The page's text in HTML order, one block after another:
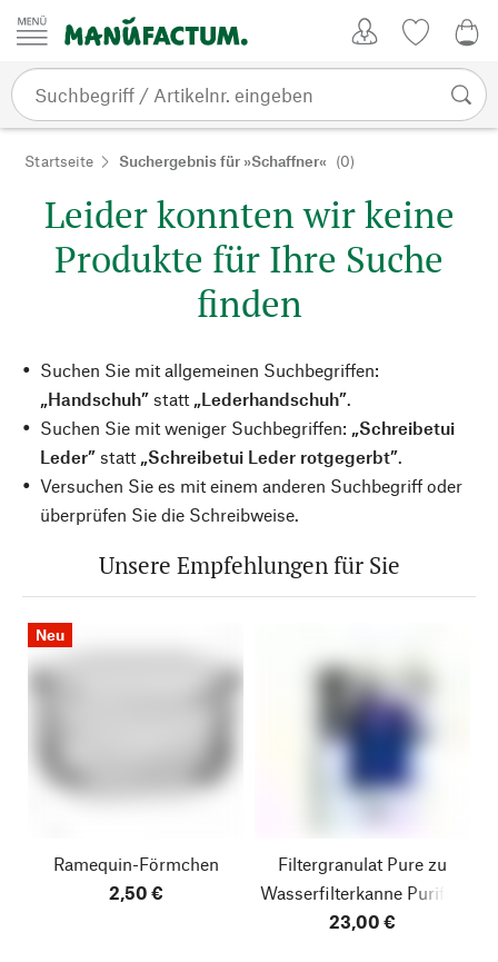
Zum Inhalt springen
Startseite Suchergebnis für »Schaffner« (0)
Leider konnten wir keine
Produkte für Ihre Suche
finden
Suchen Sie mit allgemeinen Suchbegriffen:
„Handschuh” statt „Lederhandschuh”.
Suchen Sie mit weniger Suchbegriffen: „Schreibetui
Leder” statt „Schreibetui Leder rotgegerbt”.
Versuchen Sie es mit einem anderen Suchbegriff oder
überprüfen Sie die Schreibweise.
Unsere Empfehlungen für Sie
Neu
Ramequin-Förmchen
2,50 €
Filtergranulat Pure zu
Wasserfilterkanne Purifier
23,00 €